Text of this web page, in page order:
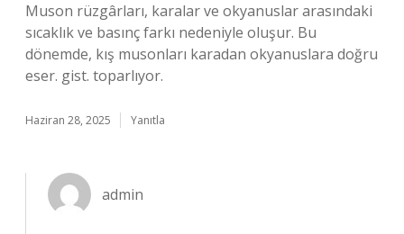
Muson rüzgârları, karalar ve okyanuslar arasındaki
sıcaklık ve basınç farkı nedeniyle oluşur. Bu
dönemde, kış musonları karadan okyanuslara doğru
eser. gist. toparlıyor.
Haziran 28, 2025 Yanıtla
admin